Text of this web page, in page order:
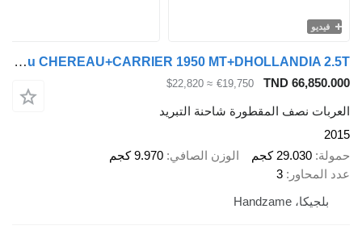
فيديو
Chereau CHEREAU+CARRIER 1950 MT+DHOLLANDIA 2.5T
TND
€19,750
≈ $22,820
نصف المقطورة شاحنة التبريد
29.030 كجم الوزن الصافي 9.970 كجم
المحاور 3
بلجيكا، Handzame